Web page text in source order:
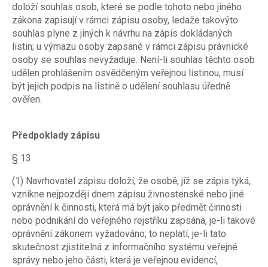
doloží souhlas osob, které se podle tohoto nebo jiného
zákona zapisují v rámci zápisu osoby, ledaže takovýto
souhlas plyne z jiných k návrhu na zápis dokládaných
listin; u výmazu osoby zapsané v rámci zápisu právnické
osoby se souhlas nevyžaduje. Není-li souhlas těchto osob
udělen prohlášením osvědčeným veřejnou listinou, musí
být jejich podpis na listině o udělení souhlasu úředně
ověřen.
Předpoklady zápisu
§ 13
(1) Navrhovatel zápisu doloží, že osobě, jíž se zápis týká,
vznikne nejpozději dnem zápisu živnostenské nebo jiné
oprávnění k činnosti, která má být jako předmět činnosti
nebo podnikání do veřejného rejstříku zapsána, je-li takové
oprávnění zákonem vyžadováno; to neplatí, je-li tato
skutečnost zjistitelná z informačního systému veřejné
správy nebo jeho části, která je veřejnou evidencí,